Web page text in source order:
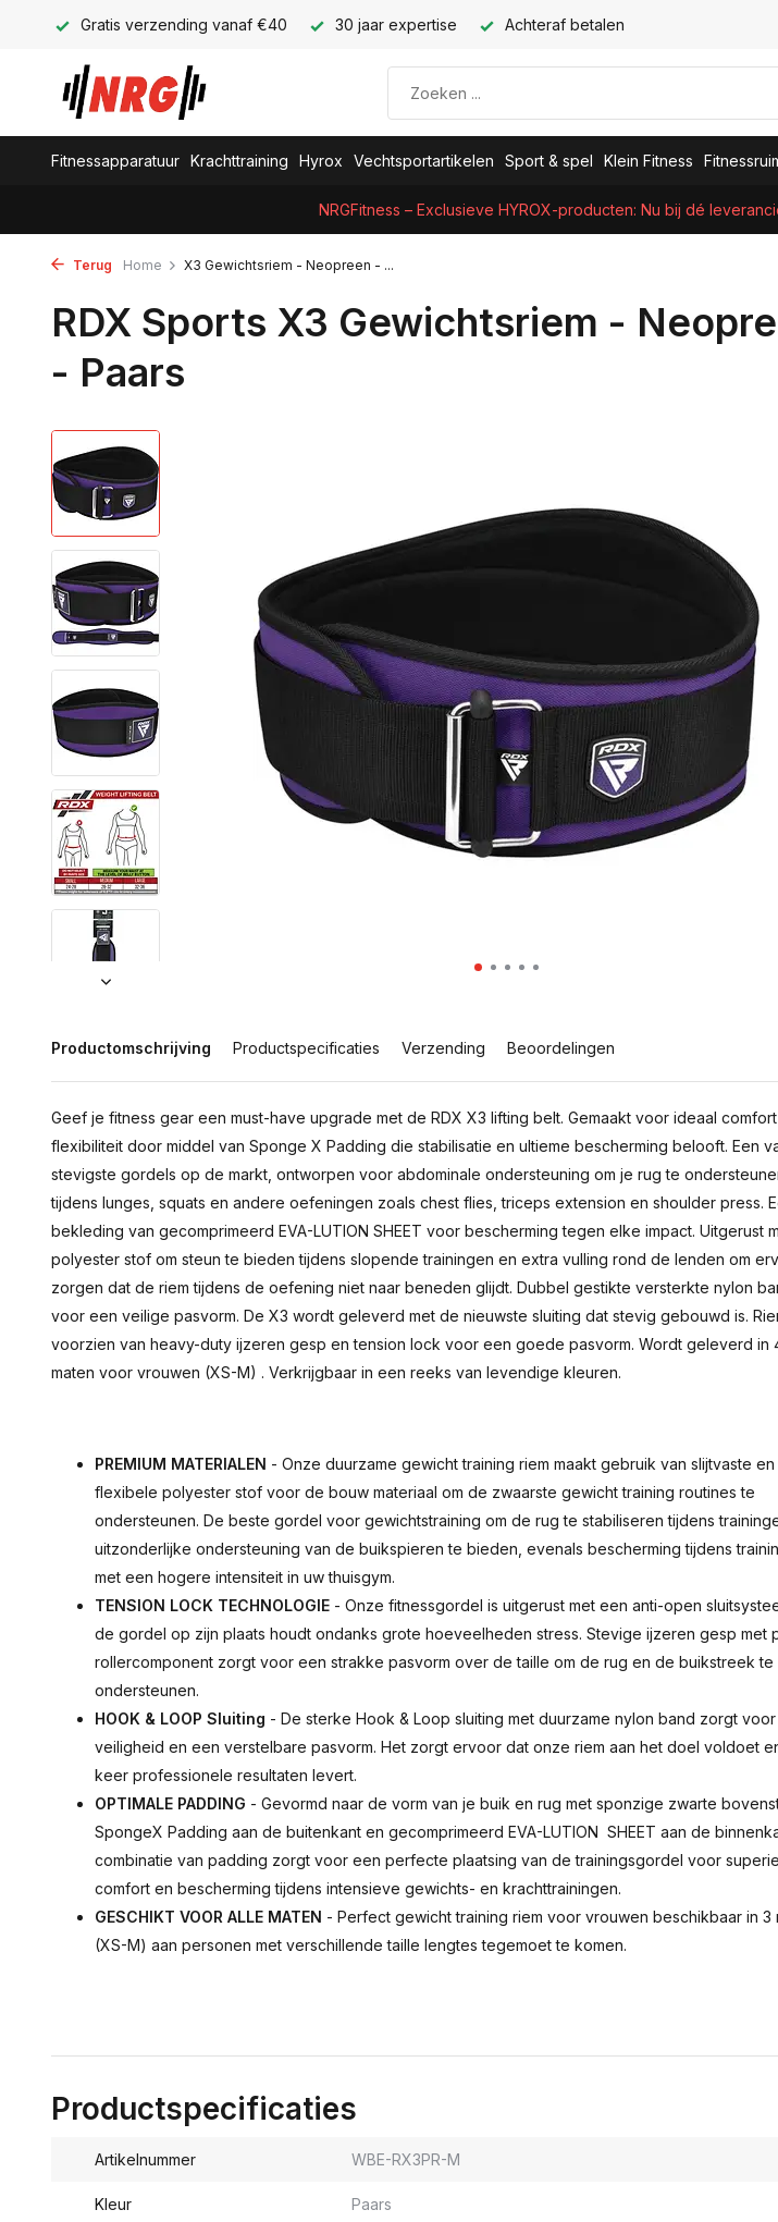
Gratis verzending vanaf €40 30 jaar expertise Achteraf betalen
Fitnessapparatuur Krachttraining Hyrox Vechtsportartikelen Sport & spel Klein Fitness
NRGFitness – Exclusieve HYROX-producten: Nu bij dé
Terug Home X3 Gewichtsriem - Neopreen - ...
RDX Sports X3 Gewichtsriem -
- Paars
Productomschrijving Productspecificaties Verzending Beoordelingen
Geef je fitness gear een must-have upgrade met de RDX X3 lifting belt. Gemaakt voor ideaal
flexibiliteit door middel van Sponge X Padding die stabilisatie en ultieme bescherming belooft. Een
stevigste gordels op de markt, ontworpen voor abdominale ondersteuning om je rug te
tijdens lunges, squats en andere oefeningen zoals chest flies, triceps extension en shoulder press.
bekleding van gecomprimeerd EVA-LUTION SHEET voor bescherming tegen elke impact. Uitgerust
polyester stof om steun te bieden tijdens slopende trainingen en extra vulling rond de lenden om
zorgen dat de riem tijdens de oefening niet naar beneden glijdt. Dubbel gestikte versterkte nylon
voor een veilige pasvorm. De X3 wordt geleverd met de nieuwste sluiting dat stevig gebouwd is.
voorzien van heavy-duty ijzeren gesp en tension lock voor een goede pasvorm. Wordt geleverd in
maten voor vrouwen (XS-M) . Verkrijgbaar in een reeks van levendige kleuren.
PREMIUM MATERIALEN - Onze duurzame gewicht training riem maakt gebruik van slijtvaste en
flexibele polyester stof voor de bouw materiaal om de zwaarste gewicht training routines te
ondersteunen. De beste gordel voor gewichtstraining om de rug te stabiliseren tijdens
uitzonderlijke ondersteuning van de buikspieren te bieden, evenals bescherming tijdens
met een hogere intensiteit in uw thuisgym.
TENSION LOCK TECHNOLOGIE - Onze fitnessgordel is uitgerust met een anti-open
de gordel op zijn plaats houdt ondanks grote hoeveelheden stress. Stevige ijzeren gesp met
rollercomponent zorgt voor een strakke pasvorm over de taille om de rug en de buikstreek te
ondersteunen.
HOOK & LOOP Sluiting - De sterke Hook & Loop sluiting met duurzame nylon band zorgt
veiligheid en een verstelbare pasvorm. Het zorgt ervoor dat onze riem aan het doel voldoet
keer professionele resultaten levert.
OPTIMALE PADDING - Gevormd naar de vorm van je buik en rug met sponzige zwarte
SpongeX Padding aan de buitenkant en gecomprimeerd EVA-LUTION SHEET aan de
combinatie van padding zorgt voor een perfecte plaatsing van de trainingsgordel voor
comfort en bescherming tijdens intensieve gewichts- en krachttrainingen.
GESCHIKT VOOR ALLE MATEN - Perfect gewicht training riem voor vrouwen beschikbaar in 3
(XS-M) aan personen met verschillende taille lengtes tegemoet te komen.
Productspecificaties
Artikelnummer WBE-RX3PR-M
Kleur Paars